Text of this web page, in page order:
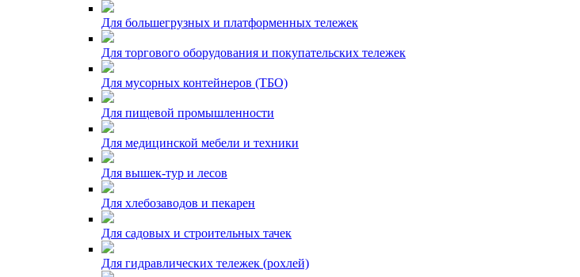
Для большегрузных и платформенных тележек
Для торгового оборудования и покупательских тележек
Для мусорных контейнеров (ТБО)
Для пищевой промышленности
Для медицинской мебели и техники
Для вышек-тур и лесов
Для хлебозаводов и пекарен
Для садовых и строительных тачек
Для гидравлических тележек (рохлей)